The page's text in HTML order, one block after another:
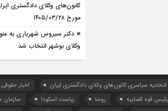
کانون‌های وکلای دادگستری
مورخ ۱۴۰۵/۰۳/۲۸
دکتر سیروس شهریاری به
وکلای بوشهر انتخاب شد
اتحادیه سراسری کانون‌های وکلای دادگستری ایران اخبار حقوقی
رئیس قوه قضاییه روسا ریاست اسکودا